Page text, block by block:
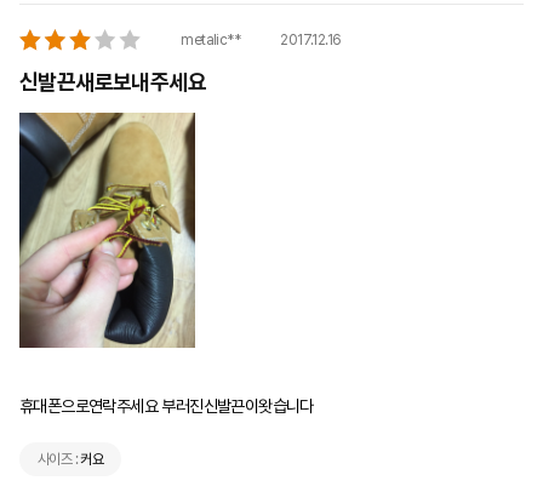
metalic** 2017.12.16
신발끈새로보내주세요
휴대폰으로연락주세요 부러진신발끈이왓습니다
사이즈 :커요